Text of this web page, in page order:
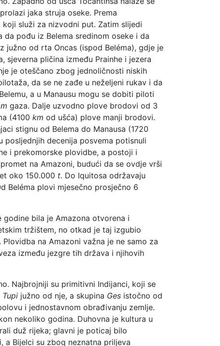
jaka struja oseke. Prema
koji služi za nizvodni put. Zatim slijedi
pođu iz Belema sredinom oseke i da
južno od rta Oncas (ispod Beléma), gdje je
sjeverna pličina između Prainhe i jezera
je oteščano zbog jednoličnosti niskih
da se ne zađe u neželjeni rukav i da
a u Manausu mogu se dobiti piloti
m gaza. Dalje uzvodno plove brodovi od 3
(4100 km od ušća) plove manji brodovi.
stignu od Belema do Manausa (1720
decenija posvema potisnuli
i prekomorske plovidbe, a postoji i
na Amazoni, budući da se ovdje vrši
oko 150.000 t. Do Iquitosa održavaju
Beléma plovi mjesečno prosječno 6
godine bila je Amazona otvorena i
tržištem, no otkad je taj izgubio
na Amazoni važna je ne samo za
između jezgre tih država i njihovih
Najbrojniji su primitivni Indijanci, koji se
Tupi južno od nje, a skupina Ges istočno od
i jednostavnom obrađivanju zemlje.
nekoliko godina. Duhovna je kultura u
duž rijeka; glavni je poticaj bilo
a Bijelci su zbog neznatna priljeva